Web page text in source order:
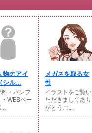
物のアイ
シル...
・パンフ
・WEBペー
...
メガネを取る女
性
イラストをご覧い
ただきましてあり
がとうご...